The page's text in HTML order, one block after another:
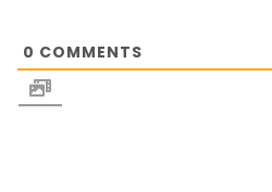
0 COMMENTS